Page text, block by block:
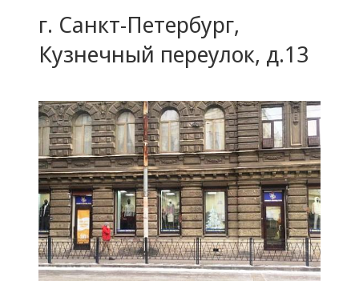
г. Санкт-Петербург,
Кузнечный переулок, д.13